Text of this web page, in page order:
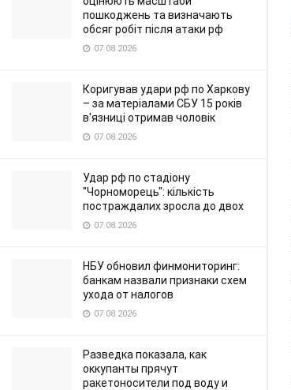
пошкоджень та визначають
обсяг робіт після атаки рф
07.08.2026
Коригував удари рф по Харкову
– за матеріалами СБУ 15 років
в'язниці отримав чоловік
07.08.2026
Удар рф по стадіону
"Чорноморець": кількість
постраждалих зросла до двох
07.08.2026
НБУ обновил финмониторинг:
банкам назвали признаки схем
ухода от налогов
07.08.2026
Разведка показала, как
оккупанты прячут
ракетоносители под воду и